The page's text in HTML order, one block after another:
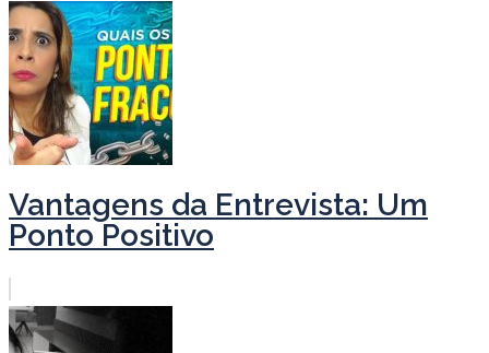
Vantagens da Entrevista: Um
Ponto Positivo